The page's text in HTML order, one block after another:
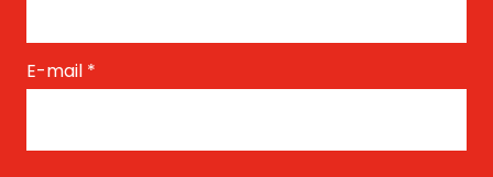
E-mail *